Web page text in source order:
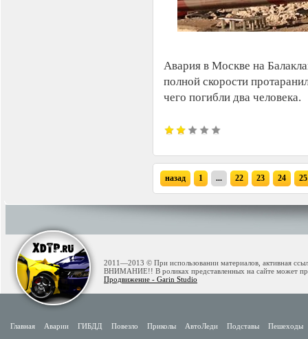
Авария в Москве на
полной скорости
чего погибли два человека.
назад 1 ... 22 23 24 25
2011—2013 © При использовании материалов, активная
ВНИМАНИЕ!! В роликах представленных на сайте может
Продвижение - Garin Studio
Главная Аварии ГИБДД Повезло Приколы АвтоЛеди Подставы Пешеходы